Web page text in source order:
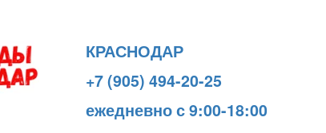
КРАСНОДАР
+7 (905) 494-20-25
ежедневно с 9:00-18:00